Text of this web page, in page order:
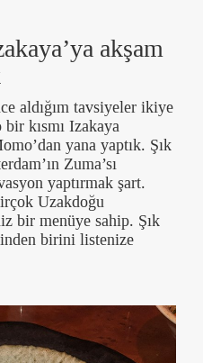
akşam
aldığım tavsiyeler ikiye
bir kısmı Izakaya
yana yaptık. Şık
Zuma’sı
yaptırmak şart.
Uzakdoğu
bir menüye sahip. Şık
birini listenize